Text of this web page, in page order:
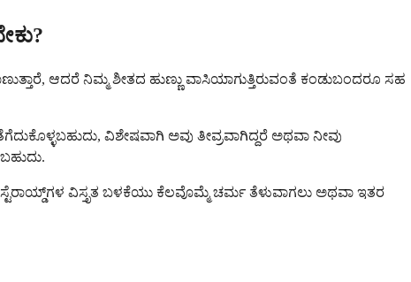
ಆದರೆ ನಿಮ್ಮ ಶೀತದ ಹುಣ್ಣು ವಾಸಿಯಾಗುತ್ತಿರುವಂತೆ ಕಂಡುಬಂದರೂ ಸಹ
ವಿಶೇಷವಾಗಿ ಅವು ತೀವ್ರವಾಗಿದ್ದರೆ ಅಥವಾ ನೀವು
ವಿಸ್ತೃತ ಬಳಕೆಯು ಕೆಲವೊಮ್ಮೆ ಚರ್ಮ ತೆಳುವಾಗಲು ಅಥವಾ ಇತರ